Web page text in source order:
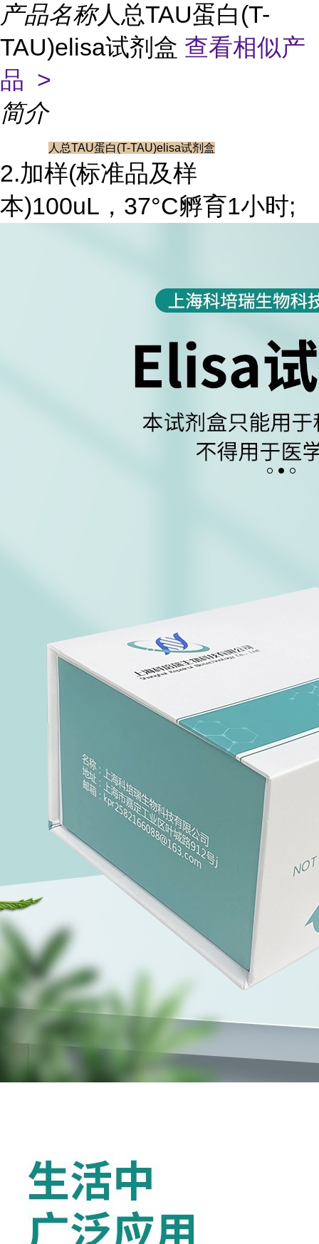
产品名称人总TAU蛋白(T-
TAU)elisa试剂盒 查看相似产
品 >
简介
人总TAU蛋白(T-TAU)elisa试剂盒
2.加样(标准品及样
本)100uL，37°C孵育1小时;